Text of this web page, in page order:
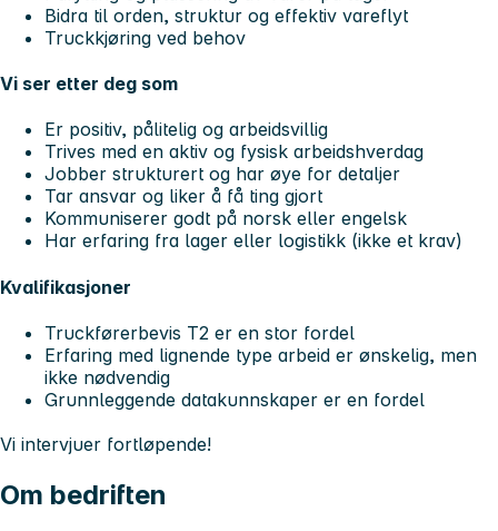
Bidra til orden, struktur og effektiv vareflyt
Truckkjøring ved behov
Vi ser etter deg som
Er positiv, pålitelig og arbeidsvillig
Trives med en aktiv og fysisk arbeidshverdag
Jobber strukturert og har øye for detaljer
Tar ansvar og liker å få ting gjort
Kommuniserer godt på norsk eller engelsk
Har erfaring fra lager eller logistikk (ikke et krav)
Kvalifikasjoner
Truckførerbevis T2 er en stor fordel
Erfaring med lignende type arbeid er ønskelig, men
ikke nødvendig
Grunnleggende datakunnskaper er en fordel
Vi intervjuer fortløpende!
Om bedriften